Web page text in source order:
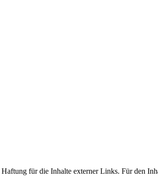
für die Inhalte externer Links. Für den